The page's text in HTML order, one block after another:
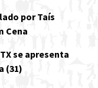
por Taís
Cena
se apresenta
(31)